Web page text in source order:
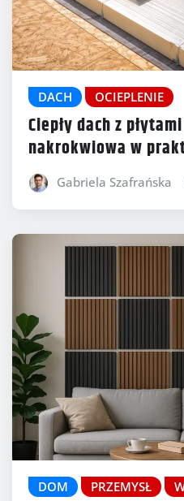
DACH OCIEPLENIE
Ciepły dach z
nakrokwiowa w
Gabriela Szafrańska
DOM PRZEMYSŁ